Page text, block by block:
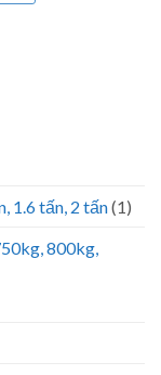
1.6 tấn, 2 tấn(1)
800kg,